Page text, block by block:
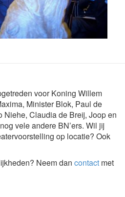
voor Koning Willem
Minister Blok, Paul de
Niehe, Claudia de Breij, Joop en
vele andere BN’ers. Wil jij
op locatie? Ook
Neem dan contact met